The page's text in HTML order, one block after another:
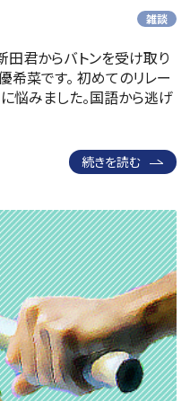
雑談
田君からバトンを受け取り
希菜です。 初めてのリレー
悩みました。国語から逃げ
続きを読む